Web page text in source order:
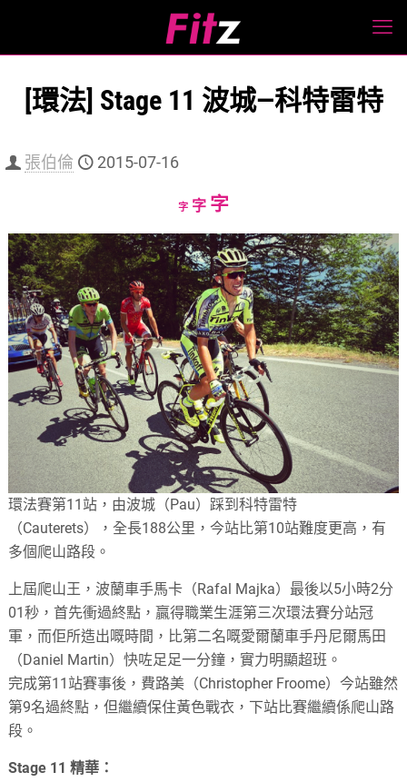
[環法] Stage 11 波城—科特雷特
張伯倫 2015-07-16
字Decrease
size.
字Reset
size.
字Increase
size.
環法賽第11站，由波城（Pau）踩到科特雷特
（Cauterets），全長188公里，今站比第10站難度更高，有
多個爬山路段。
上屆爬山王，波蘭車手馬卡（Rafal Majka）最後以5小時2分
01秒，首先衝過終點，贏得職業生涯第三次環法賽分站冠
軍，而佢所造出嘅時間，比第二名嘅愛爾蘭車手丹尼爾馬田
（Daniel Martin）快咗足足一分鐘，實力明顯超班。
完成第11站賽事後，費路美（Christopher Froome）今站雖然
第9名過終點，但繼續保住黃色戰衣，下站比賽繼續係爬山路
段。
Stage 11 精華：